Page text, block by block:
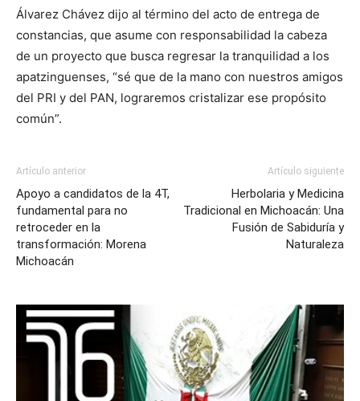
Álvarez Chávez dijo al término del acto de entrega de
constancias, que asume con responsabilidad la cabeza
de un proyecto que busca regresar la tranquilidad a los
apatzinguenses, “sé que de la mano con nuestros amigos
del PRI y del PAN, lograremos cristalizar ese propósito
común”.
Artículo anterior
Apoyo a candidatos de la 4T,
fundamental para no
retroceder en la
transformación: Morena
Michoacán
Artículo siguiente
Herbolaria y Medicina
Tradicional en Michoacán: Una
Fusión de Sabiduría y
Naturaleza